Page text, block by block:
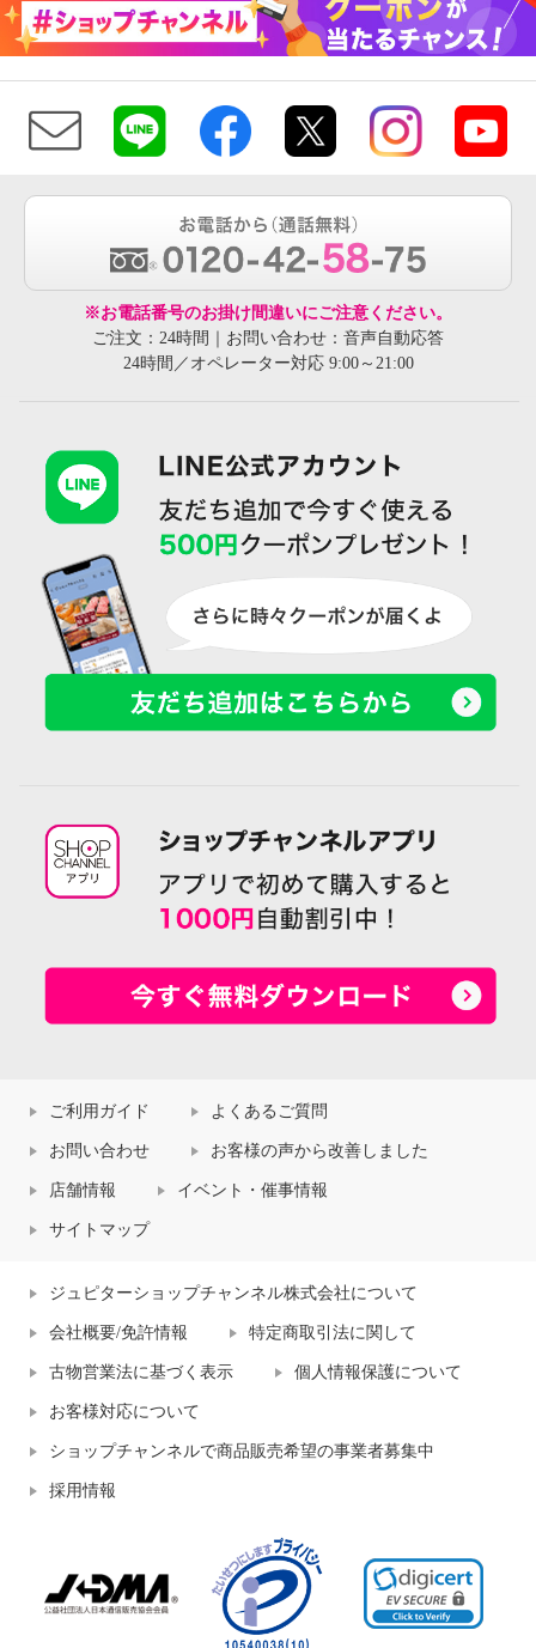
※お電話番号のお掛け間違いにご注意ください。
ご注文：24時間｜お問い合わせ：音声自動応答
24時間／オペレーター対応 9:00～21:00
ご利用ガイド よくあるご質問
お問い合わせ お客様の声から改善しました
店舗情報 イベント・催事情報
サイトマップ
ジュピターショップチャンネル株式会社について
会社概要/免許情報 特定商取引法に関して
古物営業法に基づく表示 個人情報保護について
お客様対応について
ショップチャンネルで商品販売希望の事業者募集中
採用情報